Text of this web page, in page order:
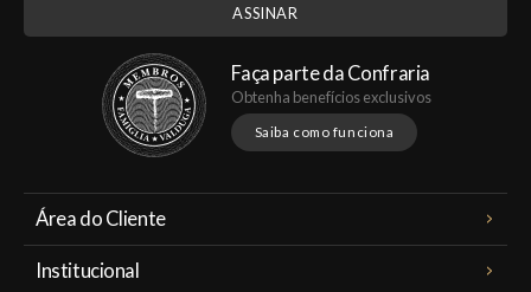
Faça parte da Confraria
Obtenha benefícios exclusivos
Saiba como funciona
Área do Cliente
Institucional